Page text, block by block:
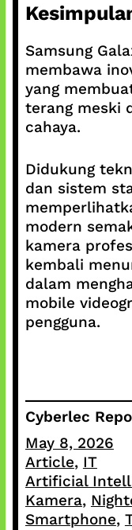
Samsung
membawa
yang
terang meski
cahaya.
Didukung
dan sistem
modern
kamera
kembali
dalam
mobile
pengguna.
Cyberlec
May 8, 2026
Article, IT
Artificial
Kamera,
Smartphone,